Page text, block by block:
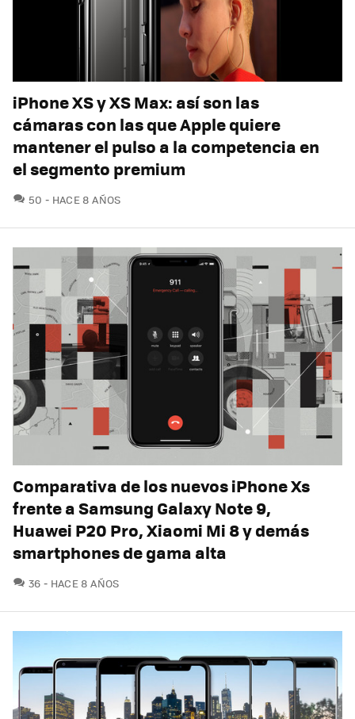
iPhone XS y XS Max: así son las
cámaras con las que Apple quiere
mantener el pulso a la competencia en
el segmento premium
50 COMENTARIOS
HACE 8 AÑOS
Comparativa de los nuevos iPhone Xs
frente a Samsung Galaxy Note 9,
Huawei P20 Pro, Xiaomi Mi 8 y demás
smartphones de gama alta
36 COMENTARIOS
HACE 8 AÑOS